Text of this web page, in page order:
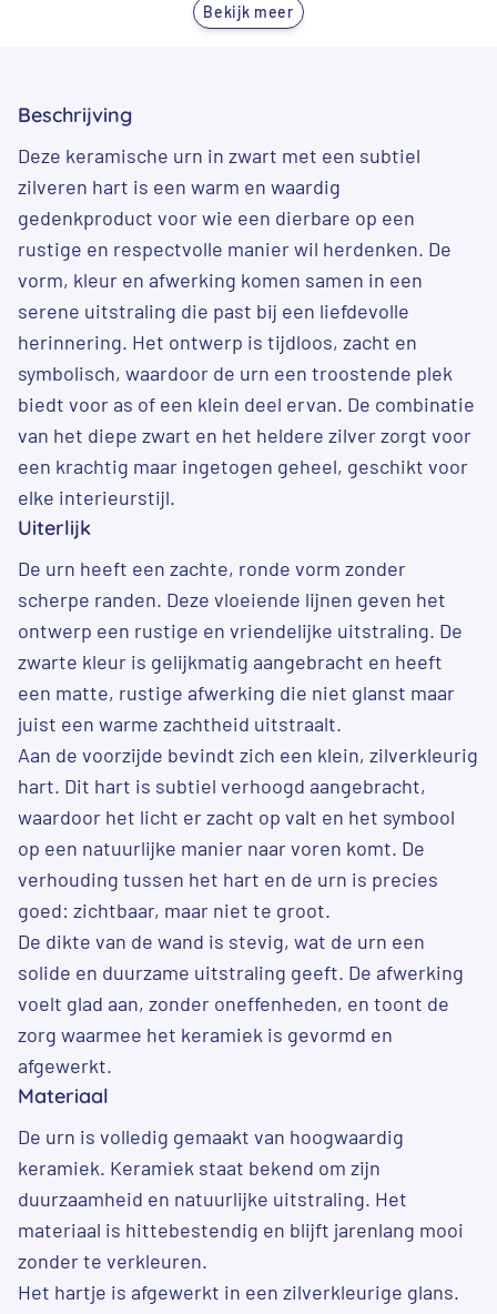
Bekijk meer
Beschrijving
Deze keramische urn in zwart met een subtiel
zilveren hart is een warm en waardig
gedenkproduct voor wie een dierbare op een
rustige en respectvolle manier wil herdenken. De
vorm, kleur en afwerking komen samen in een
serene uitstraling die past bij een liefdevolle
herinnering. Het ontwerp is tijdloos, zacht en
symbolisch, waardoor de urn een troostende plek
biedt voor as of een klein deel ervan. De combinatie
van het diepe zwart en het heldere zilver zorgt voor
een krachtig maar ingetogen geheel, geschikt voor
elke interieurstijl.
Uiterlijk
De urn heeft een zachte, ronde vorm zonder
scherpe randen. Deze vloeiende lijnen geven het
ontwerp een rustige en vriendelijke uitstraling. De
zwarte kleur is gelijkmatig aangebracht en heeft
een matte, rustige afwerking die niet glanst maar
juist een warme zachtheid uitstraalt.
Aan de voorzijde bevindt zich een klein, zilverkleurig
hart. Dit hart is subtiel verhoogd aangebracht,
waardoor het licht er zacht op valt en het symbool
op een natuurlijke manier naar voren komt. De
verhouding tussen het hart en de urn is precies
goed: zichtbaar, maar niet te groot.
De dikte van de wand is stevig, wat de urn een
solide en duurzame uitstraling geeft. De afwerking
voelt glad aan, zonder oneffenheden, en toont de
zorg waarmee het keramiek is gevormd en
afgewerkt.
Materiaal
De urn is volledig gemaakt van hoogwaardig
keramiek. Keramiek staat bekend om zijn
duurzaamheid en natuurlijke uitstraling. Het
materiaal is hittebestendig en blijft jarenlang mooi
zonder te verkleuren.
Het hartje is afgewerkt in een zilverkleurige glans.